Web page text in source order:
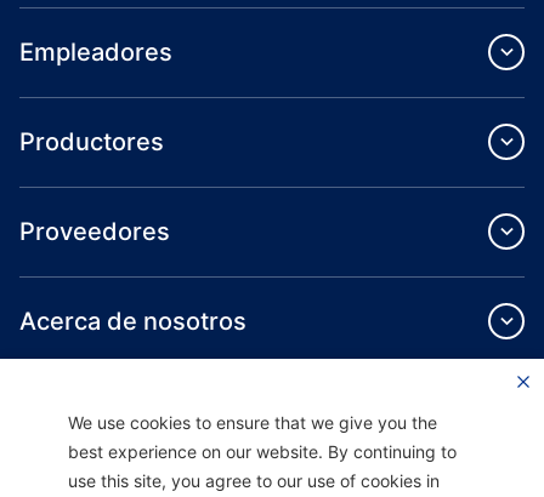
Empleadores
Productores
Proveedores
Acerca de nosotros
We use cookies to ensure that we give you the
best experience on our website. By continuing to
use this site, you agree to our use of cookies in